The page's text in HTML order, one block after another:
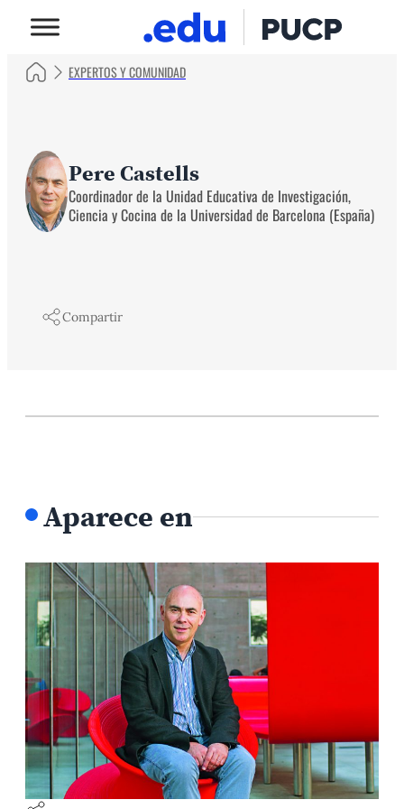
EXPERTOS Y COMUNIDAD
Pere Castells
Coordinador de la Unidad Educativa de Investigación,
Ciencia y Cocina de la Universidad de Barcelona (España)
Compartir
Aparece en